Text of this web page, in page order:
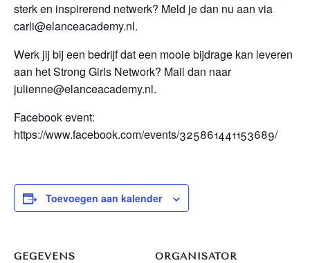
sterk en inspirerend netwerk? Meld je dan nu aan via
carli@elanceacademy.nl.
Werk jij bij een bedrijf dat een mooie bijdrage kan leveren
aan het Strong Girls Network? Mail dan naar
julienne@elanceacademy.nl.
Facebook event:
https://www.facebook.com/events/325861441153689/
Toevoegen aan kalender
GEGEVENS ORGANISATOR